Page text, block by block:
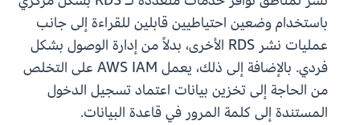
باستخدام وضعين احتياطيين قابلين للقراءة إلى جانب
عمليات نشر RDS الأخرى، بدلاً من إدارة الوصول بشكل
فردي. بالإضافة إلى ذلك، يعمل AWS IAM على التخلص
من الحاجة إلى تخزين بيانات اعتماد تسجيل الدخول
المستندة إلى كلمة المرور في قاعدة البيانات.